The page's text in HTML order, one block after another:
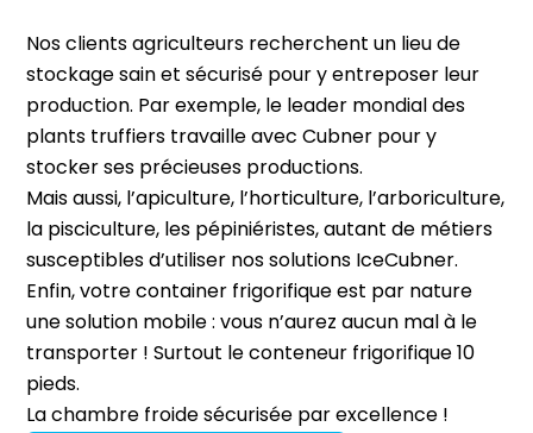
Nos clients agriculteurs recherchent un lieu de
stockage sain et sécurisé pour y entreposer leur
production. Par exemple, le leader mondial des
plants truffiers travaille avec Cubner pour y
stocker ses précieuses productions.
Mais aussi, l’apiculture, l’horticulture, l’arboriculture,
la pisciculture, les pépiniéristes, autant de métiers
susceptibles d’utiliser nos solutions IceCubner.
Enfin, votre container frigorifique est par nature
une solution mobile : vous n’aurez aucun mal à le
transporter ! Surtout le conteneur frigorifique 10
pieds.
La chambre froide sécurisée par excellence !